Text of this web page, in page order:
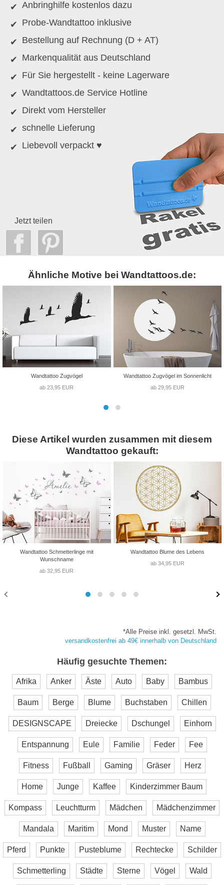
Anbringhilfe kostenlos dazu
Probe-Wandtattoo inklusive
Bestellung auf Rechnung (D + AT)
Markenqualität aus Deutschland
Für Sie hergestellt - keine Lagerware
Wandtattoos.de Service Hotline
Direkt vom Hersteller
schnelle Lieferung
Liebevoll verpackt ♥
Jetzt teilen
Ähnliche Motive bei Wandtattoos.de:
Wandtattoo Zugvögel
ab 23,95 EUR
Wandtattoo Zugvögel im Sonnenlicht
ab 29,95 EUR
Diese Artikel wurden zusammen mit diesem
Wandtattoo gekauft:
Wandtattoo Schmetterlinge mit
Wunschname
ab 32,95 EUR
Wandtattoo Blume des Lebens
ab 34,95 EUR
*Alle Preise inkl. gesetzl. MwSt.
versandkostenfrei ab 49€ innerhalb von Deutschland
Häufig gesuchte Themen:
Afrika Anker Äste Auto Baby Bambus
Baum Berge Blume Buchstaben Chillen
DESIGNSCAPE Dreiecke Dschungel Einhorn
Entspannung Eule Familie Feder Fee
Fitness Fußball Gaming Gräser Herz
Home Junge Kaffee Kinderzimmer Baum
Kompass Leuchtturm Mädchen Mädchenzimmer
Mandala Maritim Mond Muster Name
Pferd Punkte Pusteblume Rechtecke Schilder
Schmetterling Städte Sterne Vögel Wald